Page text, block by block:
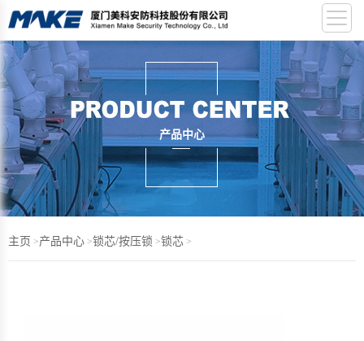
产品中心
主页 >产品中心 >锁芯/按压锁 >锁芯 >